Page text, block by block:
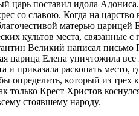
царь поставил идола
со славою. Когда на
матерью
культов места, связанные
Великий написал
Елена уничтожила
приказала раскопать
определить, который из
Крест Христов
стоявшему народу.